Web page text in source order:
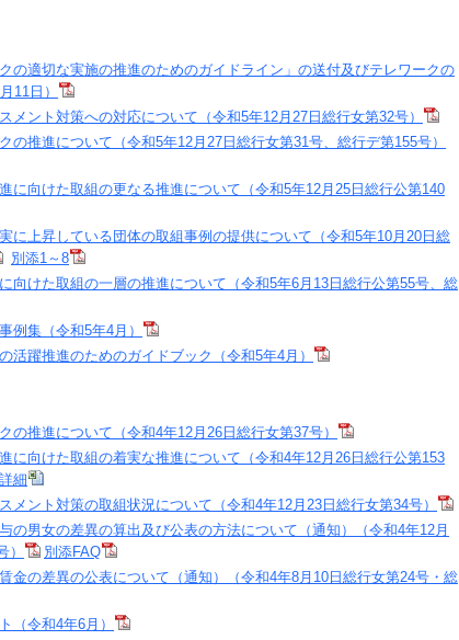
の適切な実施の推進のためのガイドライン」の送付及びテレワークの
11日）
メント対策への対応について（令和5年12月27日総行女第32号）
の推進について（令和5年12月27日総行女第31号、総行デ第155号）
に向けた取組の更なる推進について（令和5年12月25日総行公第140
に上昇している団体の取組事例の提供について（令和5年10月20日総
別添1～8
向けた取組の一層の推進について（令和5年6月13日総行公第55号、総
例集（令和5年4月）
活躍推進のためのガイドブック（令和5年4月）
の推進について（令和4年12月26日総行女第37号）
に向けた取組の着実な推進について（令和4年12月26日総行公第153
細
メント対策の取組状況について（令和4年12月23日総行女第34号）
の男女の差異の算出及び公表の方法について（通知）（令和4年12月
別添FAQ
金の差異の公表について（通知）（令和4年8月10日総行女第24号・総
（令和4年6月）